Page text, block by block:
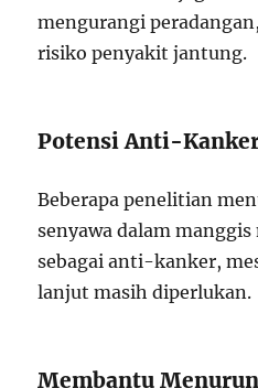
mengurangi
risiko penyakit jantung.
Potensi Anti-
Beberapa penelitian
senyawa dalam
sebagai anti-kanker,
lanjut masih diperlukan.
Membantu